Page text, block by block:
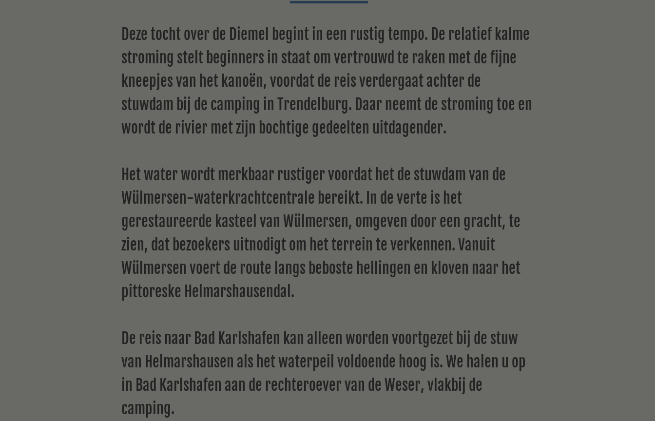
Deze tocht over de Diemel begint in een rustig tempo. De relatief kalme
stroming stelt beginners in staat om vertrouwd te raken met de fijne
kneepjes van het kanoën, voordat de reis verdergaat achter de
stuwdam bij de camping in Trendelburg. Daar neemt de stroming toe en
wordt de rivier met zijn bochtige gedeelten uitdagender.
Het water wordt merkbaar rustiger voordat het de stuwdam van de
Wülmersen-waterkrachtcentrale bereikt. In de verte is het
gerestaureerde kasteel van Wülmersen, omgeven door een gracht, te
zien, dat bezoekers uitnodigt om het terrein te verkennen. Vanuit
Wülmersen voert de route langs beboste hellingen en kloven naar het
pittoreske Helmarshausendal.
De reis naar Bad Karlshafen kan alleen worden voortgezet bij de stuw
van Helmarshausen als het waterpeil voldoende hoog is. We halen u op
in Bad Karlshafen aan de rechteroever van de Weser, vlakbij de
camping.